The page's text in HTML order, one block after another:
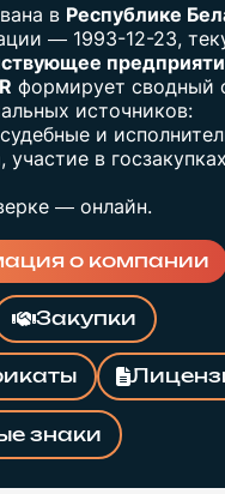
в Республике
— 1993-12-23,
формирует сводный
источников:
и
участие в
— онлайн.
о компании
Закупки
знаки